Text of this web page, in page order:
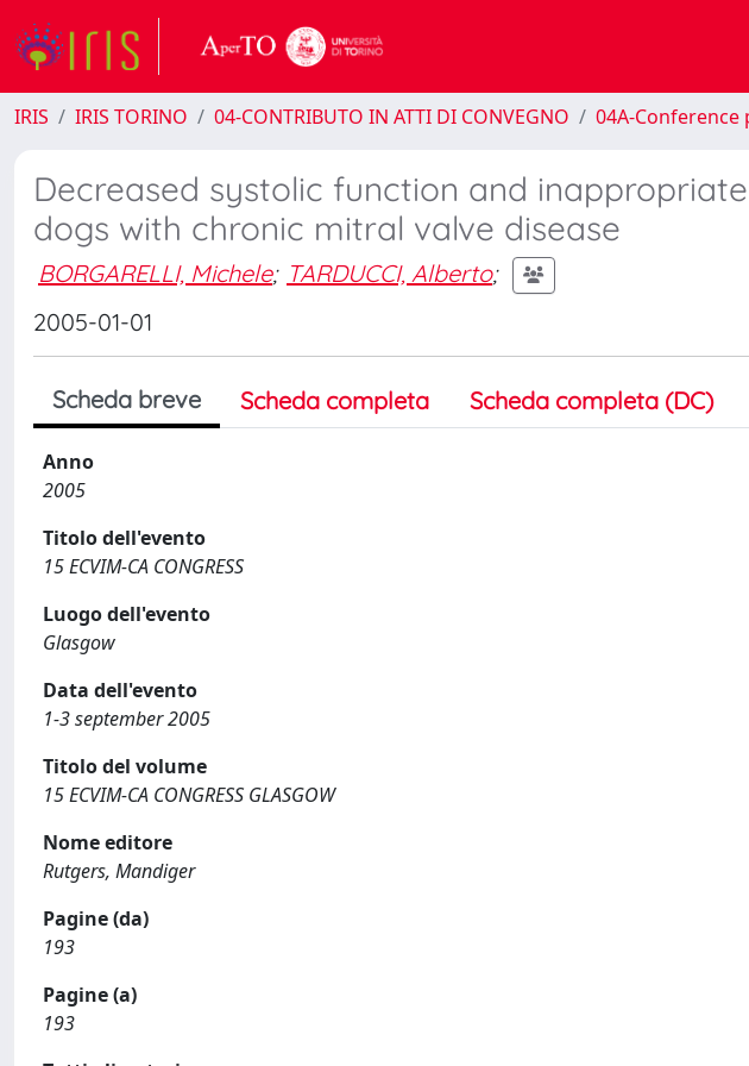
IRIS IRIS TORINO 04-CONTRIBUTO IN ATTI DI CONVEGNO 04A-
Decreased systolic function and
dogs with chronic mitral valve disease
BORGARELLI, Michele; TARDUCCI, Alberto;
2005-01-01
Scheda breve Scheda completa Scheda completa (DC)
Anno
2005
Titolo dell'evento
15 ECVIM-CA CONGRESS
Luogo dell'evento
Glasgow
Data dell'evento
1-3 september 2005
Titolo del volume
15 ECVIM-CA CONGRESS GLASGOW
Nome editore
Rutgers, Mandiger
Pagine (da)
193
Pagine (a)
193